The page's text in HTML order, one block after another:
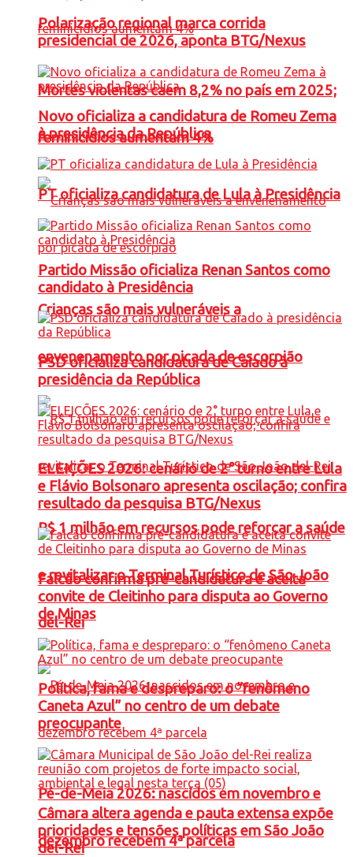
Mortes violentas caem 8,2% no país em 2025;
feminicídios aumentam 4%
Crianças são mais vulneráveis a
envenenamento por picada de escorpião
R$ 1 milhão em recursos pode reforçar a saúde
e revitalizar o Terminal Turístico de São João
del-Rei
Pé-de-Meia 2026: nascidos em novembro e
dezembro recebem 4ª parcela
Polarização regional marca corrida
presidencial de 2026, aponta BTG/Nexus
Novo oficializa a candidatura de Romeu Zema
à presidência da República
PT oficializa candidatura de Lula à Presidência
Partido Missão oficializa Renan Santos como
candidato à Presidência
PSD oficializa candidatura de Caiado à
presidência da República
ELEIÇÕES 2026: cenário de 2° turno entre Lula
e Flávio Bolsonaro apresenta oscilação; confira
resultado da pesquisa BTG/Nexus
Falcão confirma pré-candidatura e aceita
convite de Cleitinho para disputa ao Governo
de Minas
Política, fama e despreparo: o “fenômeno
Caneta Azul” no centro de um debate
preocupante
Câmara altera agenda e pauta extensa expõe
prioridades e tensões políticas em São João
del-Rei